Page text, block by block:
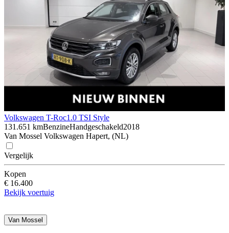
Volkswagen T-Roc1.0 TSI Style
131.651 kmBenzineHandgeschakeld2018
Van Mossel Volkswagen Hapert, (NL)
Vergelijk
Kopen
€ 16.400
Bekijk voertuig
Van Mossel